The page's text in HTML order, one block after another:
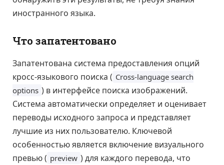
иностранного языка.
Что запатентовано
Запатентована система предоставления опций
кросс-языкового поиска ( Cross-language search
options ) в интерфейсе поиска изображений.
Система автоматически определяет и оценивает
переводы исходного запроса и представляет
лучшие из них пользователю. Ключевой
особенностью является включение визуального
превью ( preview ) для каждого перевода, что